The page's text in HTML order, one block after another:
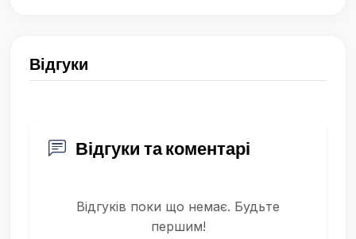
Відгуки
Відгуки та коментарі
Відгуків поки що немає. Будьте
першим!